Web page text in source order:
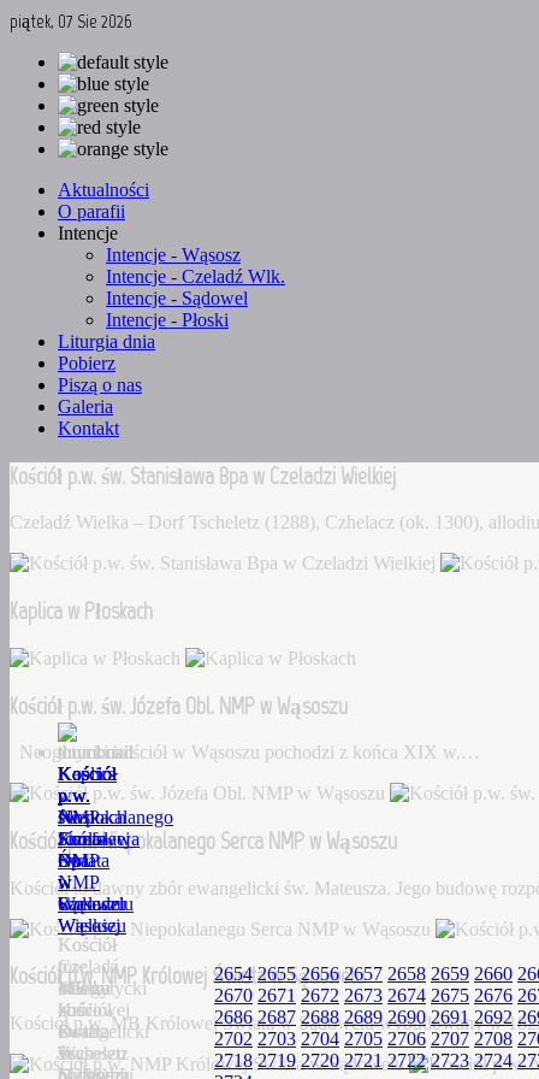
piątek, 07 Sie 2026
Aktualności
O parafii
Intencje
Intencje - Wąsosz
Intencje - Czeladź Wlk.
Intencje - Sądowel
Intencje - Płoski
Liturgia dnia
Pobierz
Piszą o nas
Galeria
Kontakt
Kościół p.w. św. Stanisława Bpa w Czeladzi Wielkiej
Czeladź Wielka – Dorf Tscheletz (1288), Czhelacz (ok. 1300),
Kaplica w Płoskach
Kościół p.w. św. Józefa Obl. NMP w Wąsoszu
Neogotycki kościół w Wąsoszu pochodzi z końca XIX w.…
Kościół p.w. Niepokalanego Serca NMP w Wąsoszu
Kościół to dawny zbór ewangelicki św. Mateusza. Jego budowę
Kościół p.w. NMP Królowej Świata w Sądowelu
Kościół p.w. MB Królowej Świata w Sądowelu wybudowany w
Kościół
p.w.
św.
Stanisława
Bpa
w
Czeladzi
Wielkiej
Czeladź
Wielka
–
Dorf
Tscheletz
(1288),
Kaplica
w
Płoskach
Kościół
p.w.
św.
Józefa
Obl.
NMP
w
Wąsoszu
Neogotycki
kościół
w
Wąsoszu
pochodzi
Kościół
p.w.
Niepokalanego
Serca
NMP
w
Wąsoszu
Kościół
to
dawny
zbór
ewangelicki
św.
Mateusza.
Kościół
p.w.
NMP
Królowej
Świata
w
Sądowelu
Kościół
p.w.
MB
Królowej
Świata
w
Sądowelu
2654 2655 2656 2657 2658 2659 2660
2670 2671 2672 2673 2674 2675 2676
2686 2687 2688 2689 2690 2691 2692
2702 2703 2704 2705 2706 2707 2708
2718 2719 2720 2721 2722 2723 2724